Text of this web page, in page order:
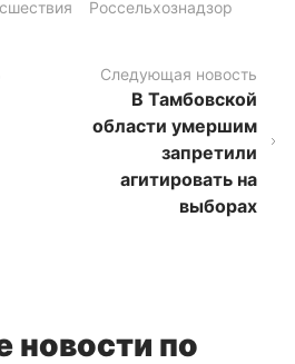
Россельхознадзор
Следующая новость
В Тамбовской
области умершим
запретили
агитировать на
выборах
новости по